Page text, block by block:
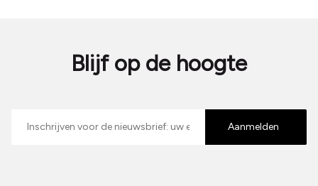
Blijf op de hoogte
mailadres
Aanmelden